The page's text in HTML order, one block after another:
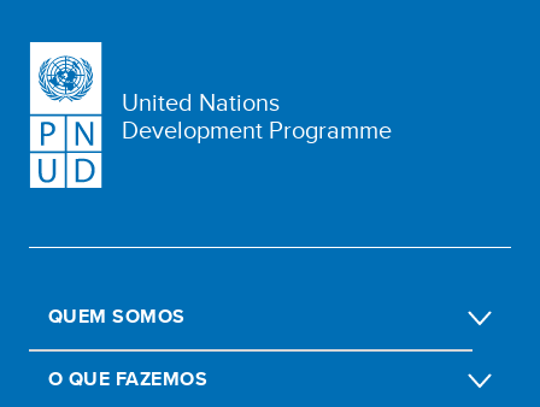
United Nations
Development Programme
QUEM SOMOS
O QUE FAZEMOS